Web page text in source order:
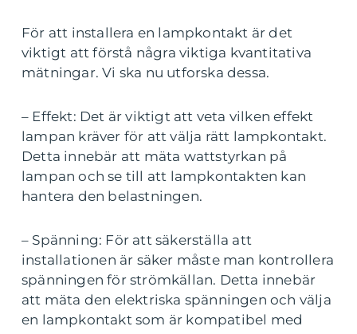
För att installera en lampkontakt är det
viktigt att förstå några viktiga kvantitativa
mätningar. Vi ska nu utforska dessa.
– Effekt: Det är viktigt att veta vilken effekt
lampan kräver för att välja rätt lampkontakt.
Detta innebär att mäta wattstyrkan på
lampan och se till att lampkontakten kan
hantera den belastningen.
– Spänning: För att säkerställa att
installationen är säker måste man kontrollera
spänningen för strömkällan. Detta innebär
att mäta den elektriska spänningen och välja
en lampkontakt som är kompatibel med